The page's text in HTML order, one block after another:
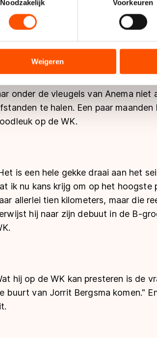
op elk moment wijzigen of intrekken
We delen informatie over uw gebruik
Zij kunnen deze combineren met andere
Sommige partners kunnen
beschermingsniveau geldt volgens de
informatie vindt u in onscookiebeleid.
Noodzakelijk
Voorkeuren
Weigeren
hij klaar was met het tempoblok
heb wel even een vreugdedansje
onder de vleugels van Anema
te halen. Een paar
op de WK.
is een hele gekke draai aan het
ik nu kans krijg om op het hoogste
allerlei tien kilometers, maar die
hij naar zijn debuut in de B-
hij op de WK kan presteren is de
buurt van Jorrit Bergsma komen."